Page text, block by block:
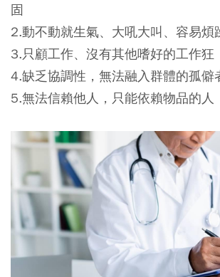
固
2.動不動就生氣、大吼大叫、容易煩
3.只顧工作、沒有其他嗜好的工作狂
4.缺乏協調性，無法融入群體的孤僻
5.無法信賴他人，只能依賴物品的人